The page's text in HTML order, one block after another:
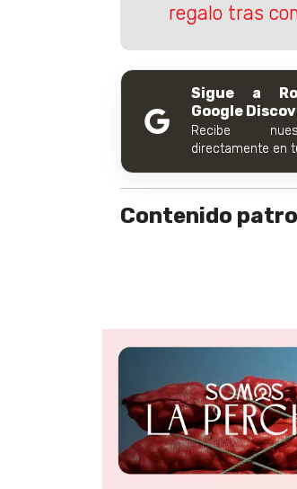
regalo tras
Sigue a
Google
Recibe
directamente en
Contenido